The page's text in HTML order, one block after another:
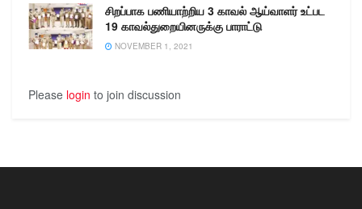
சிறப்பாக பணியாற்றிய 3 காவல் ஆய்வாளர் உட்பட
19 காவல்துறையினருக்கு பாராட்டு
NOVEMBER 1, 2021
Please login to join discussion